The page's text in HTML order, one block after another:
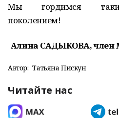
Мы гордимся
поколением!
Алина САДЫКОВА, член
Автор: Татьяна Пискун
Читайте нас